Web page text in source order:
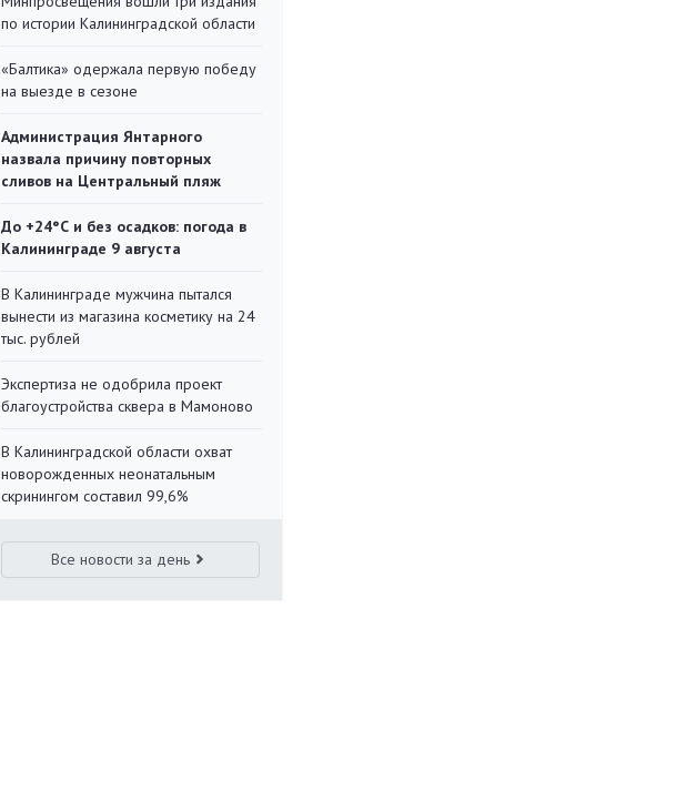
по истории Калининградской области
«Балтика» одержала первую победу
на выезде в сезоне
Администрация Янтарного
назвала причину повторных
сливов на Центральный пляж
До +24°С и без осадков: погода в
Калининграде 9 августа
В Калининграде мужчина пытался
вынести из магазина косметику на 24
тыс. рублей
Экспертиза не одобрила проект
благоустройства сквера в Мамоново
В Калининградской области охват
новорожденных неонатальным
скринингом составил 99,6%
Все новости за день